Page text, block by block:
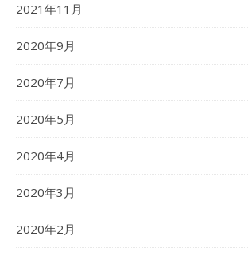
2021年11月
2020年9月
2020年7月
2020年5月
2020年4月
2020年3月
2020年2月